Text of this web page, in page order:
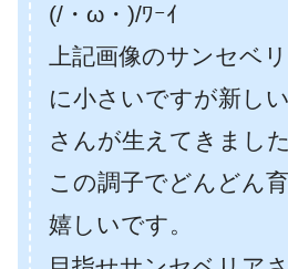
(/・ω・)/ﾜｰｲ
上記画像のサンセベ
に小さいですが新し
さんが生えてきました
この調子でどんどん
嬉しいです。